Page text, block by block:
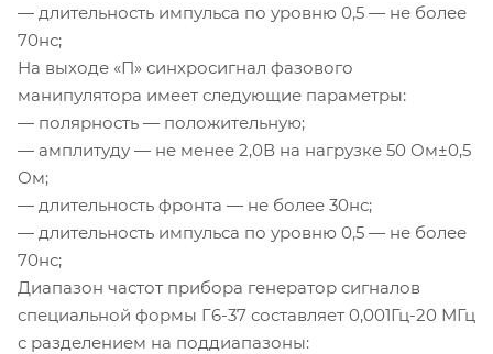
— длительность импульса по уровню 0,5 — не более
70нс;
На выходе «П» синхросигнал фазового
манипулятора имеет следующие параметры:
— полярность — положительную;
— амплитуду — не менее 2,0В на нагрузке 50 Ом±0,5
Ом;
— длительность фронта — не более 30нс;
— длительность импульса по уровню 0,5 — не более
70нс;
Диапазон частот прибора генератор сигналов
специальной формы Г6-37 составляет 0,001Гц-20 МГц
с разделением на поддиапазоны: